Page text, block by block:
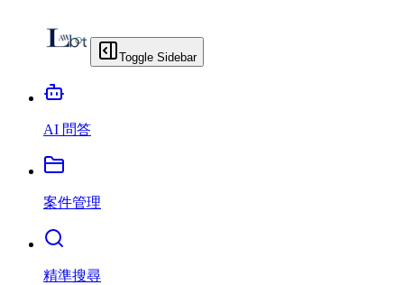
Toggle Sidebar
AI 問答
案件管理
精準搜尋